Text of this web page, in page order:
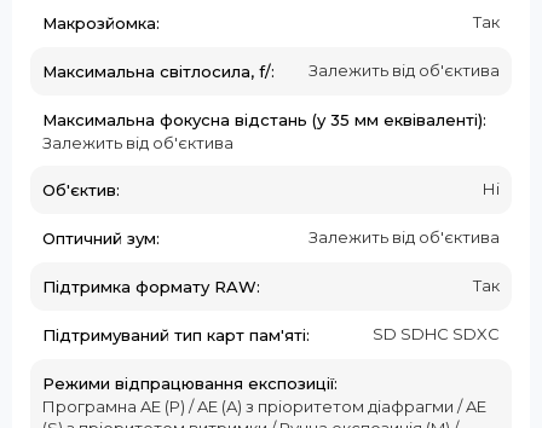
Макрозйомка: Так
Максимальна світлосила, f/: Залежить від об'єктива
Максимальна фокусна відстань (у 35 мм еквіваленті):
Залежить від об'єктива
Об'єктив: Ні
Оптичний зум: Залежить від об'єктива
Підтримка формату RAW: Так
Підтримуваний тип карт пам'яті: SD SDHC SDXC
Режими відпрацювання експозиції:
Програмна AE (P) / AE (A) з пріоритетом діафрагми / AE